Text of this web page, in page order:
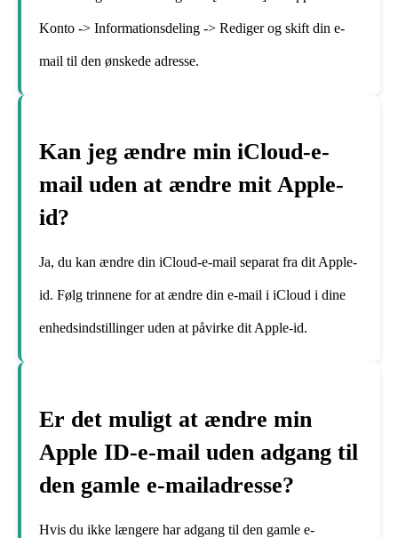
Konto -> Informationsdeling -> Rediger og skift din e-
mail til den ønskede adresse.
Kan jeg ændre min iCloud-e-
mail uden at ændre mit Apple-
id?
Ja, du kan ændre din iCloud-e-mail separat fra dit Apple-
id. Følg trinnene for at ændre din e-mail i iCloud i dine
enhedsindstillinger uden at påvirke dit Apple-id.
Er det muligt at ændre min
Apple ID-e-mail uden adgang til
den gamle e-mailadresse?
Hvis du ikke længere har adgang til den gamle e-